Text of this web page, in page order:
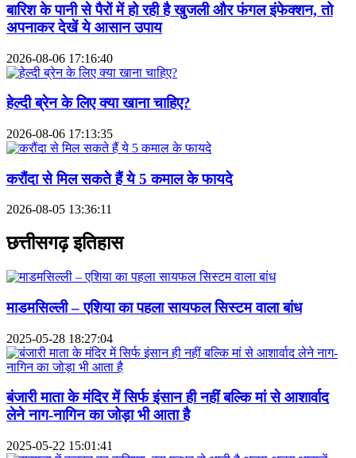
बारिश के पानी से पैरों में हो रही है खुजली और फंगल इंफेक्शन, तो
अपनाकर देखें ये आसान उपाय
2026-08-06 17:16:40
हेल्दी ब्रेन के लिए क्या खाना चाहिए?
2026-08-06 17:13:35
करौंदा से मिल सकते हैं ये 5 कमाल के फायदे
2026-08-05 13:36:11
छत्तीसगढ़ इतिहास
माडमसिल्ली – एशिया का पहला सायफल सिस्टम वाला बांध
2025-05-28 18:27:04
बंजारी माता के मंदिर में सिर्फ इंसान ही नहीं बल्कि मां से आशार्वाद
लेने नाग-नागिन का जोड़ा भी आता है
2025-05-22 15:01:41